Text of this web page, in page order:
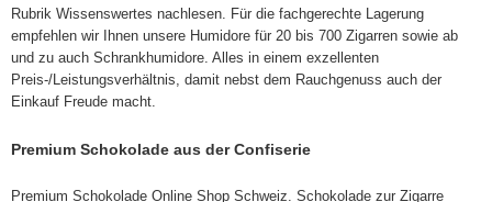
Rubrik Wissenswertes nachlesen. Für die fachgerechte Lagerung
empfehlen wir Ihnen unsere Humidore für 20 bis 700 Zigarren sowie ab
und zu auch Schrankhumidore. Alles in einem exzellenten
Preis-/Leistungsverhältnis, damit nebst dem Rauchgenuss auch der
Einkauf Freude macht.
Premium Schokolade aus der Confiserie
Premium Schokolade Online Shop Schweiz. Schokolade zur Zigarre